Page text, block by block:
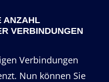
ANZAHL
VERBINDUNGEN
Verbindungen
Nun können Sie